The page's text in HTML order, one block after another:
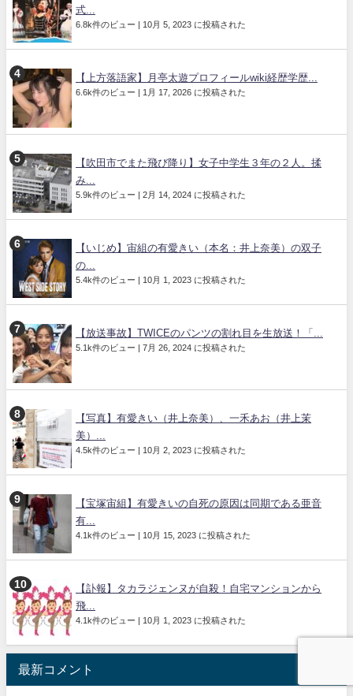
式...
6.8k件のビュー | 10月 5, 2023 に投稿された
【上方落語家】月亭太遊プロフィールwiki経歴学歴...
6.6k件のビュー | 1月 17, 2026 に投稿された
【吹田市でまた飛び降り】女子中学生３年の２人。揉
み...
5.9k件のビュー | 2月 14, 2024 に投稿された
【いじめ】宙組の有愛きい（本名：井上奈美）の双子
の...
5.4k件のビュー | 10月 1, 2023 に投稿された
【放送事故】TWICEのパンツの割れ目を生放送！「...
5.1k件のビュー | 7月 26, 2024 に投稿された
【写真】有愛きい（井上奈美）、一禾あお（井上茉
美）...
4.5k件のビュー | 10月 2, 2023 に投稿された
【宝塚宙組】有愛きいの自死の原因は同期である亜音
有...
4.1k件のビュー | 10月 15, 2023 に投稿された
【訃報】タカラジェンヌが自殺！自宅マンションから
飛...
4.1k件のビュー | 10月 1, 2023 に投稿された
最新コメント